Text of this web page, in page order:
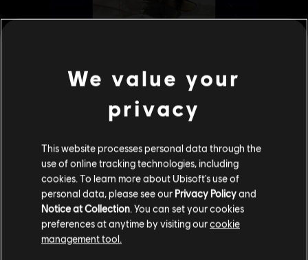
We value your
privacy
This website processes personal data through the
use of online tracking technologies, including
cookies. To learn more about Ubisoft's use of
personal data, please see our Privacy Policyand
Notice at Collection . You can set your cookies
preferences at anytime by visiting ourcookie
management tool.